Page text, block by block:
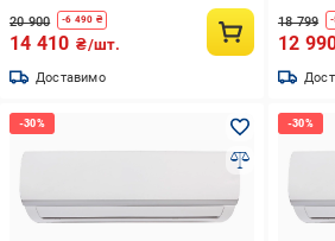
20 900 -6 490 ₴
14 410 ₴/шт.
Доставимо
18 799 -
12